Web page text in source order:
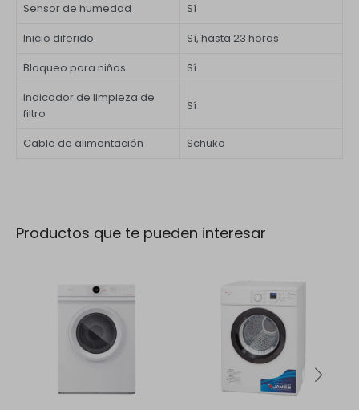
Sensor de humedad
Sí
Inicio diferido
Sí, hasta 23 horas
Bloqueo para niños
Sí
Indicador de limpieza de
filtro
Sí
Cable de alimentación Schuko
Productos que te pueden interesar